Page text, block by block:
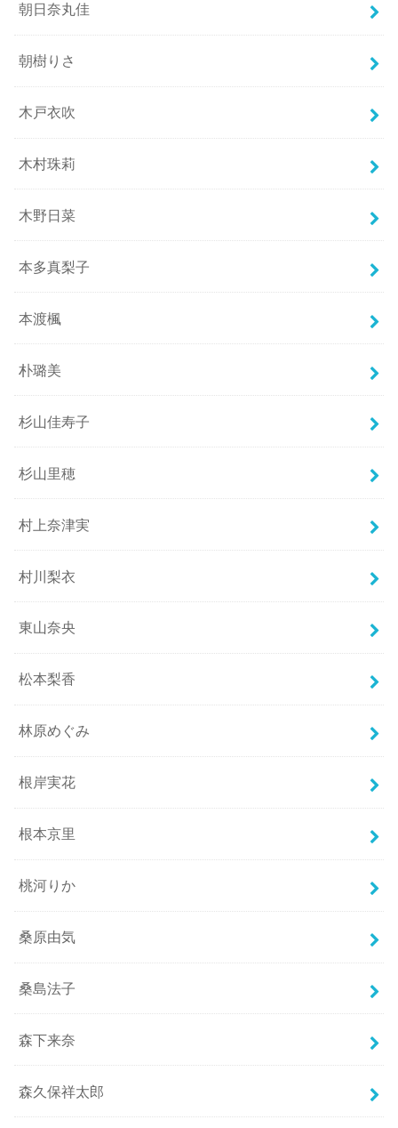
朝日奈丸佳
朝樹りさ
木戸衣吹
木村珠莉
木野日菜
本多真梨子
本渡楓
朴璐美
杉山佳寿子
杉山里穂
村上奈津実
村川梨衣
東山奈央
松本梨香
林原めぐみ
根岸実花
根本京里
桃河りか
桑原由気
桑島法子
森下来奈
森久保祥太郎